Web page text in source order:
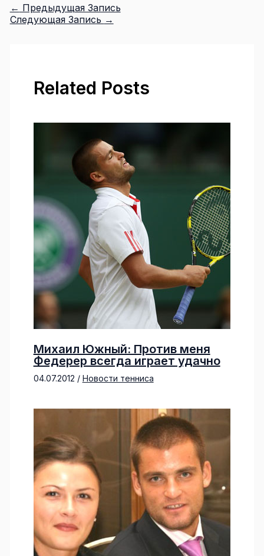
← Предыдущая Запись
Следующая Запись →
Related Posts
Михаил Южный: Против меня
Федерер всегда играет удачно
04.07.2012 / Новости тенниса